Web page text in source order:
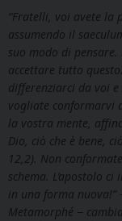
“Fratelli, voi avete la
assumendo il
suo modo di
accettare tutto
differenziarci da voi
vogliate conformarvi
la vostra mente,
Dio, ciò che è bene,
12,2). Non
schema. L’apostolo
in una forma nuova!”
Metamorphé −